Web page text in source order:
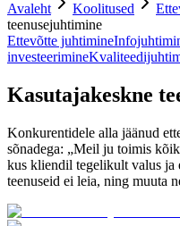
Avaleht
Koolitused
teenusejuhtimine
Ettevõtte juhtimine
investeerimine
Kasutajakeskne
Konkurentidele alla jäänud
sõnadega: „Meil ju toimis
kus kliendil tegelikult valus ja
teenuseid ei leia, ning muuta